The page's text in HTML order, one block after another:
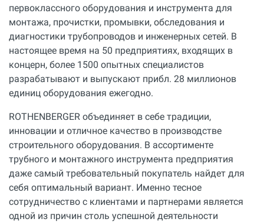
первоклассного оборудования и инструмента для
монтажа, прочистки, промывки, обследования и
диагностики трубопроводов и инженерных сетей. В
настоящее время на 50 предприятиях, входящих в
концерн, более 1500 опытных специалистов
разрабатывают и выпускают прибл. 28 миллионов
единиц оборудования ежегодно.
ROTHENBERGER объединяет в себе традиции,
инновации и отличное качество в производстве
строительного оборудования. В ассортименте
трубного и монтажного инструмента предприятия
даже самый требовательный покупатель найдет для
себя оптимальный вариант. Именно тесное
сотрудничество с клиентами и партнерами является
одной из причин столь успешной деятельности